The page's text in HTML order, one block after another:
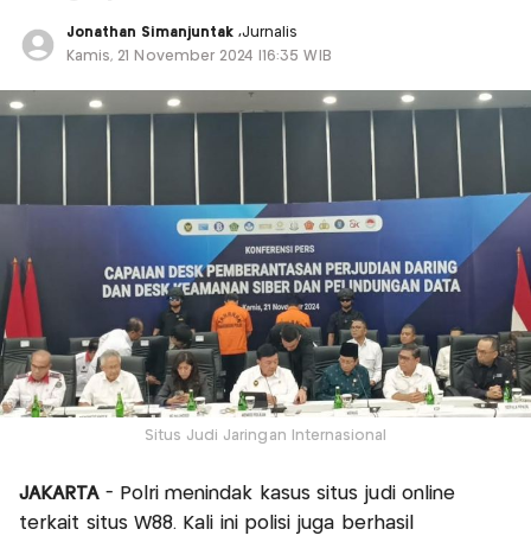
Jonathan Simanjuntak,Jurnalis
Kamis, 21 November 2024 |16:35 WIB
Situs Judi Jaringan Internasional
JAKARTA- Polri menindak kasus situs judi online
terkait situs W88. Kali ini polisi juga berhasil